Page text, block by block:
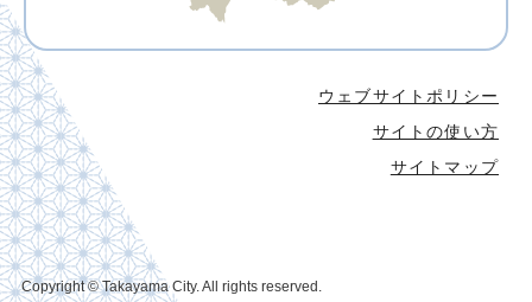
ウェブサイトポリシー
サイトの使い方
サイトマップ
Copyright © Takayama City. All rights reserved.